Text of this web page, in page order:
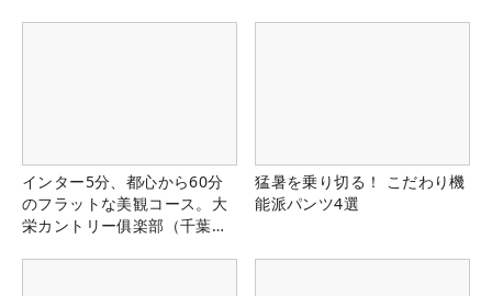
インター5分、都心から60分
のフラットな美観コース。大
栄カントリー俱楽部（千葉
猛暑を乗り切る！ こだわり機
能派パンツ4選